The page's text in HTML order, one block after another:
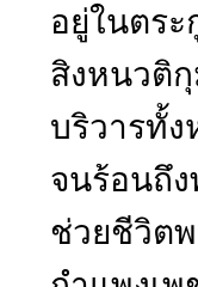
อยู่ในตร
สิงหนวติ
บริวารทั้
จนร้อนถึ
ช่วยชีวิต